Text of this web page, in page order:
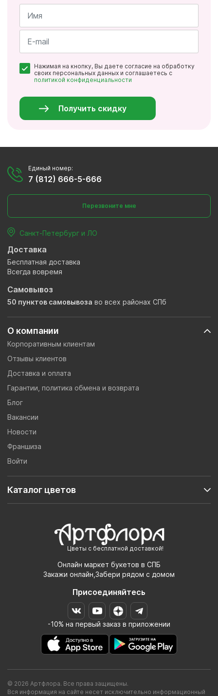
Имя
*
Нажимая на кнопку, Вы даете согласие на обработку
своих персональных данных и соглашаетесь с
политикой конфиденциальности
Получить скидку
Цветы с бесплатной доставкой!
Онлайн маркет букетов в СПБ
Закажи онлайн,Забери рядом с домом
Присоединяйтесь
-10% на первый заказ в приложении
О компании
Корпоративным клиентам
Отзывы клиентов
Доставка и оплата
Гарантии, политика обмена и возврата
Блог
Вакансии
Новости
Франшиза
Войти
Каталог цветов
Единый номер:
7 (812) 666-5-666
Перезвоните мне
Санкт-Петербург и ЛО
Доставка
Бесплатная доставка
Всегда вовремя
Самовывоз
50 пунктов самовывоза во всех районах СПб
© 2026 Артфлора. Все права защищены.
Вся информация на сайте несет исключительно информационный